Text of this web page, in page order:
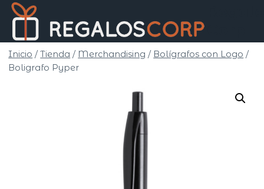
Saltar
contenido
Inicio / Tienda / Merchandising / Bolígrafos con Logo /
Boligrafo Pyper